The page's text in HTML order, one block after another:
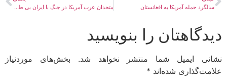
سالگرد حمله آمریکا به افغانستان متحدان عرب آمریکا در جنگ با ایران بی طرف بودند
دیدگاهتان را بنویسید
نشانی ایمیل شما منتشر نخواهد شد.
بخش‌های موردنیاز
علامت‌گذاری شده‌اند *